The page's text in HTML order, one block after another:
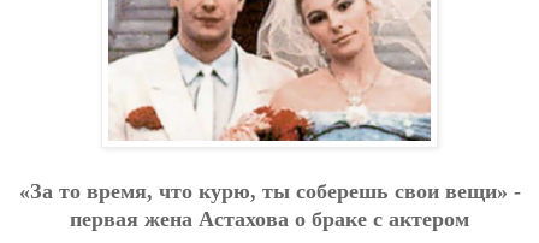
«За то время, что курю, ты соберешь свои вещи» -
первая жена Астахова о браке с актером